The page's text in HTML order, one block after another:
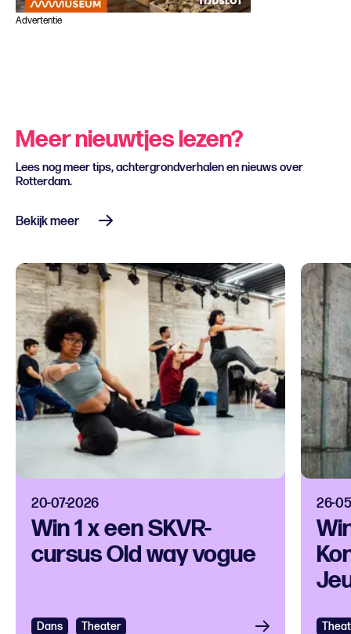
Advertentie
Meer nieuwtjes lezen?
Lees nog meer tips, achtergrondverhalen en nieuws over
Rotterdam.
Bekijk meer
20-07-2026
Win 1 x een SKVR-
cursus Old way vogue
Dans Theater
26-